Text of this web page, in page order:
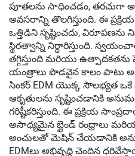
పూతలను సాధించడం, తరచుగా
అవసరాన్ని తొలగిస్తుంది. ఈ
ఒత్తిడిని సృష్టించదు,
స్థిరత్వాన్ని నిర్ధారిస్తుంది.
తగ్గిస్తుంది మరియు ఉత్పాదకతను
యంత్రాలు పొడవైన కాలం పాటు
సింకర్ EDM యొక్క సౌలభ్యత
ఆకృతులను సృష్టించడానికి
గరిష్టీకరిస్తుంది. ఈ ప్రక్రియ
అసాధ్యమైన బ్లైండ్ రంధ్రాలు
అంచులతో మెషిన్ చేయడానికి
EDMలు అభివృద్ధి చెందిన